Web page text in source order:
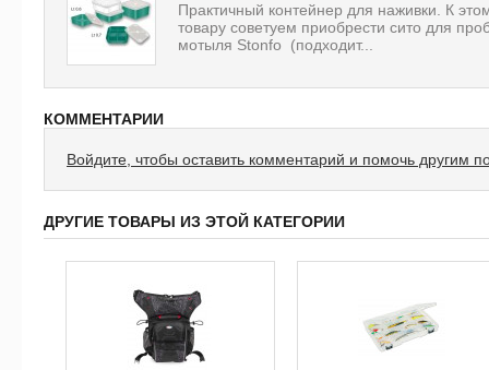
Практичный контейнер для наживки. К
товару советуем приобрести сито для
мотыля Stonfo (подходит...
КОММЕНТАРИИ
Войдите, чтобы оставить комментарий и помочь другим
ДРУГИЕ ТОВАРЫ ИЗ ЭТОЙ КАТЕГОРИИ